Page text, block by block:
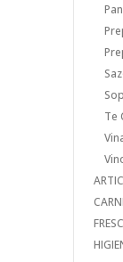
Te